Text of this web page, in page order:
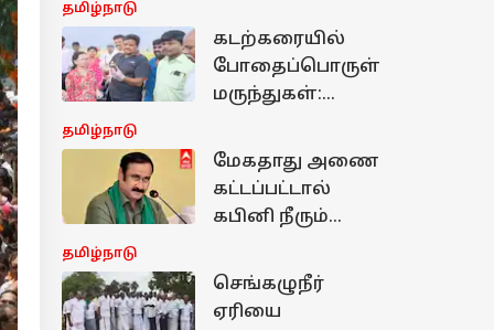
ஆம்புலன்ஸ்
டிரைவர் வரை
திடுக்கிடும்
பின்னணி
தமிழ்நாடு
கடற்கரையில்
போதைப்பொருள்
மருந்துகள்:
அதிகரிக்கும்
போதைப்பொருள்
அச்சுறுத்தல்
தமிழ்நாடு
மேகதாது அணை
கட்டப்பட்டால்
கபினி நீரும்
அன்புமணி
எச்சரிக்கை!
தமிழ்நாடு
செங்கழுநீர்
ஏரியை